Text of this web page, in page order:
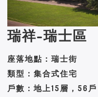
瑞祥-瑞士區
座落地點：瑞士街
類型：集合式住宅
戶數：地上15層，56戶